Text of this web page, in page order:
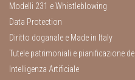
Modelli 231 e Whistleblowing
Data Protection
Diritto doganale e Made in Italy
Tutele patrimoniali e pianificazione
Intelligenza Artificiale